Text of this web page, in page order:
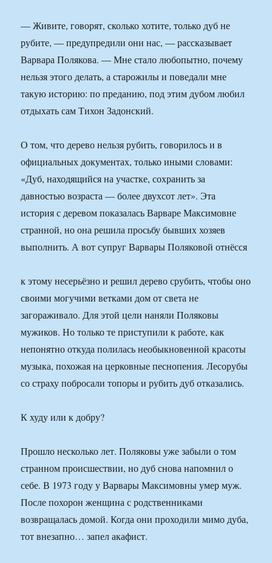
— Живите, говорят, сколько хотите, только дуб не
рубите, — предупредили они нас, — рассказывает
Варвара Полякова. — Мне стало любопытно, почему
нельзя этого делать, а старожилы и поведали мне
такую историю: по преданию, под этим дубом любил
отдыхать сам Тихон Задонский.
О том, что дерево нельзя рубить, говорилось и в
официальных документах, только иными словами:
«Дуб, находящийся на участке, сохранить за
давностью возраста — более двухсот лет». Эта
история с деревом показалась Варваре Максимовне
странной, но она решила просьбу бывших хозяев
выполнить. А вот супруг Варвары Поляковой отнёсся
к этому несерьёзно и решил дерево срубить, чтобы оно
своими могучими ветками дом от света не
загораживало. Для этой цели наняли Поляковы
мужиков. Но только те приступили к работе, как
непонятно откуда полилась необыкновенной красоты
музыка, похожая на церковные песнопения. Лесорубы
со страху побросали топоры и рубить дуб отказались.
К худу или к добру?
Прошло несколько лет. Поляковы уже забыли о том
странном происшествии, но дуб снова напомнил о
себе. В 1973 году у Варвары Максимовны умер муж.
После похорон женщина с родственниками
возвращалась домой. Когда они проходили мимо дуба,
тот внезапно… запел акафист.